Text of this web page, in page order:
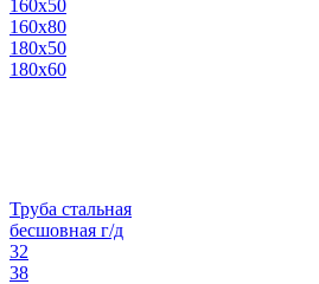
160х50
160х80
180х50
180х60
Труба стальная
бесшовная г/д
32
38